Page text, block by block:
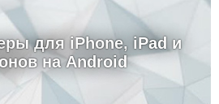
для iPhone, iPad и
на Android